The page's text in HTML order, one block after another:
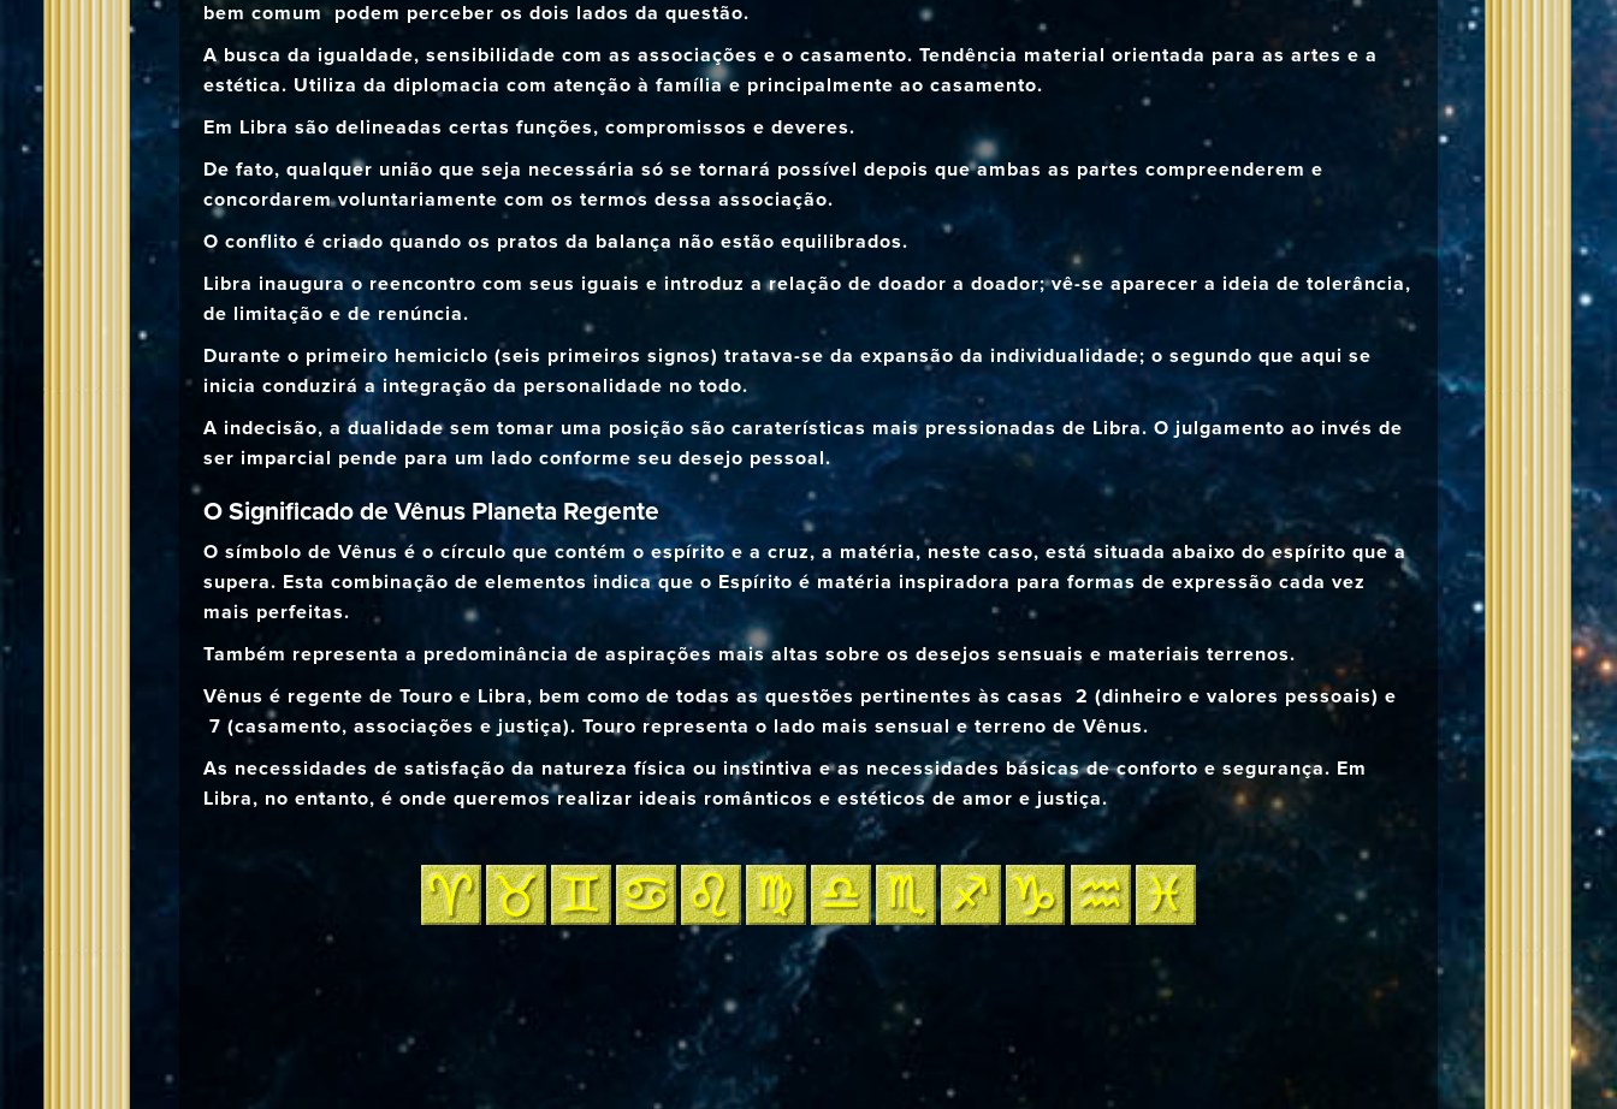
bem comum podem perceber os dois lados da questão.
A busca da igualdade, sensibilidade com as associações e o casamento. Tendência material orientada para as artes e a
estética. Utiliza da diplomacia com atenção à família e principalmente ao casamento.
Em Libra são delineadas certas funções, compromissos e deveres.
De fato, qualquer união que seja necessária só se tornará possível depois que ambas as partes compreenderem e
concordarem voluntariamente com os termos dessa associação.
O conflito é criado quando os pratos da balança não estão equilibrados.
Libra inaugura o reencontro com seus iguais e introduz a relação de doador a doador; vê-se aparecer a ideia de tolerância,
de limitação e de renúncia.
Durante o primeiro hemiciclo (seis primeiros signos) tratava-se da expansão da individualidade; o segundo que aqui se
inicia conduzirá a integração da personalidade no todo.
A indecisão, a dualidade sem tomar uma posição são caraterísticas mais pressionadas de Libra. O julgamento ao invés de
ser imparcial pende para um lado conforme seu desejo pessoal.
O Significado de Vênus Planeta Regente
O símbolo de Vênus é o círculo que contém o espírito e a cruz, a matéria, neste caso, está situada abaixo do espírito que a
supera. Esta combinação de elementos indica que o Espírito é matéria inspiradora para formas de expressão cada vez
mais perfeitas.
Também representa a predominância de aspirações mais altas sobre os desejos sensuais e materiais terrenos.
Vênus é regente de Touro e Libra, bem como de todas as questões pertinentes às casas 2 (dinheiro e valores pessoais) e
7 (casamento, associações e justiça). Touro representa o lado mais sensual e terreno de Vênus.
As necessidades de satisfação da natureza física ou instintiva e as necessidades básicas de conforto e segurança. Em
Libra, no entanto, é onde queremos realizar ideais românticos e estéticos de amor e justiça.